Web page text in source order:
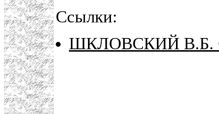
Ссылки:
ШКЛОВСКИЙ В.Б.